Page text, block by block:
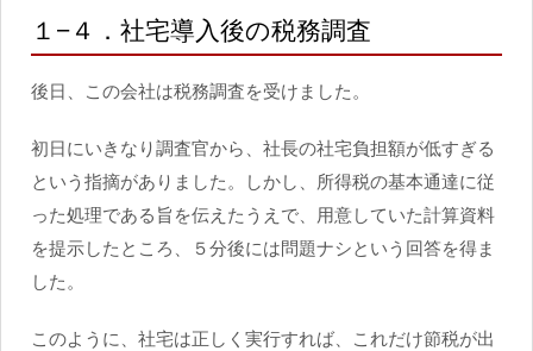
１−４．社宅導入後の税務調査
後日、この会社は税務調査を受けました。
初日にいきなり調査官から、社長の社宅負担額が低すぎる
という指摘がありました。しかし、所得税の基本通達に従
った処理である旨を伝えたうえで、用意していた計算資料
を提示したところ、５分後には問題ナシという回答を得ま
した。
このように、社宅は正しく実行すれば、これだけ節税が出